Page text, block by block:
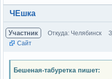
Вне форума
ЧЕшка
Участник Откуда: Челябинск
Сайт
Бешеная-табуретка пишет: